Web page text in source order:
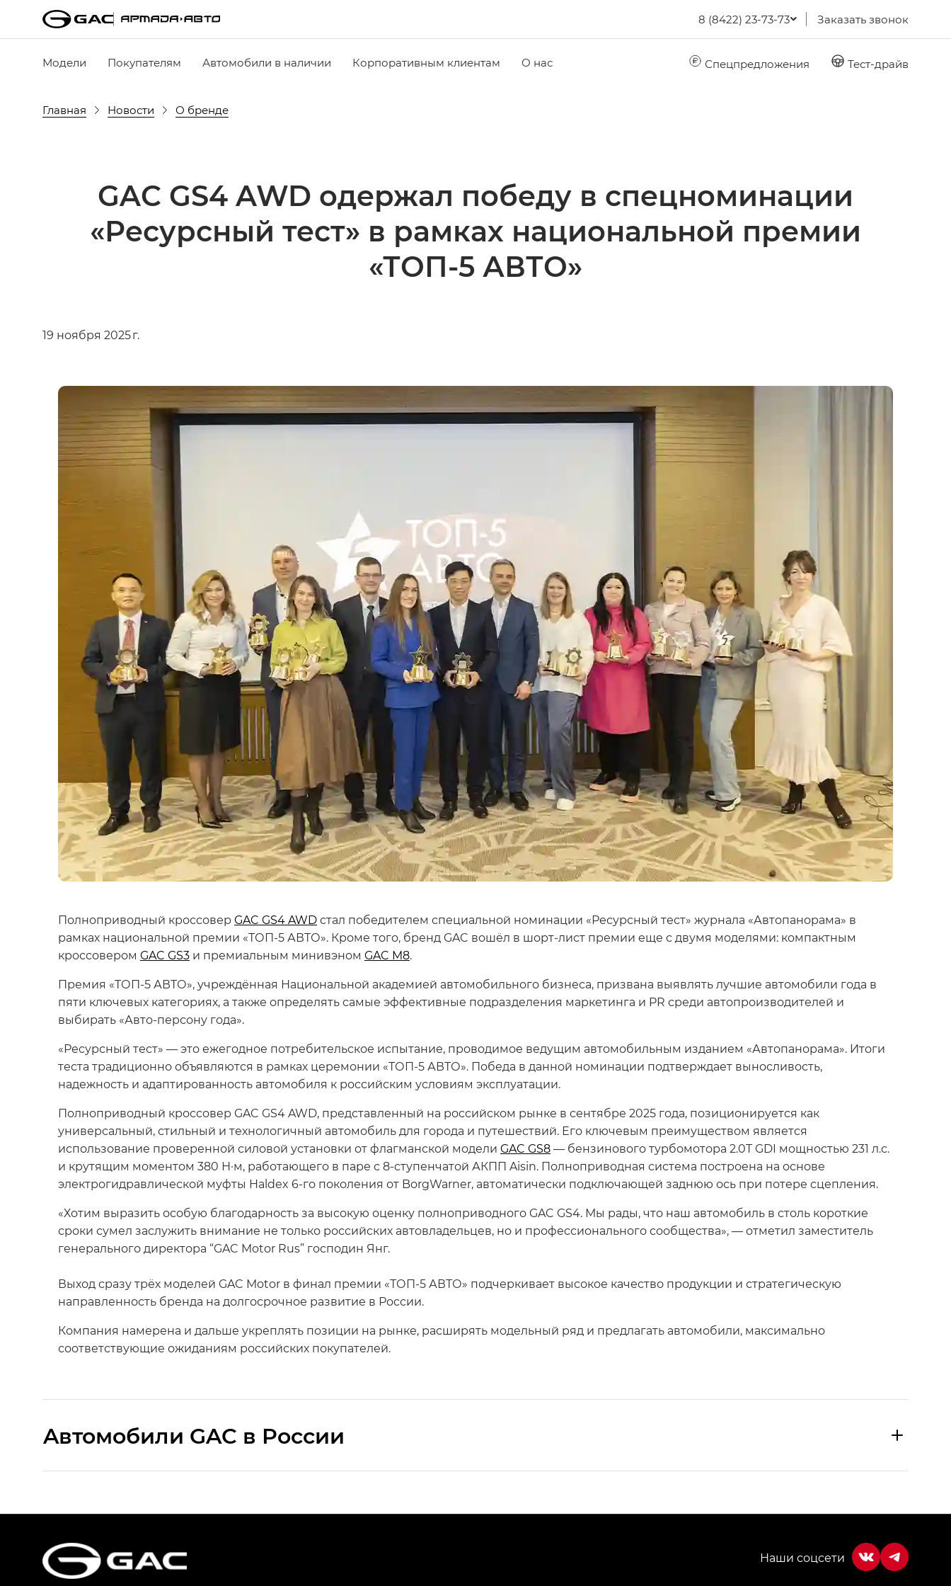
8 (8422) 23-73-73 Заказать звонок
Модели Покупателям Автомобили в наличии Корпоративным клиентам О нас Спецпредложения Тест-драйв
Главная Новости О бренде
GAC GS4 AWD одержал победу в спецноминации
«Ресурсный тест» в рамках национальной премии
«ТОП-5 АВТО»
19 ноября 2025 г.
Полноприводный кроссовер GAC GS4 AWDстал победителем специальной номинации «Ресурсный тест» журнала «Автопанорама» в
рамках национальной премии «ТОП-5 АВТО». Кроме того, бренд GAC вошёл в шорт-лист премии еще с двумя моделями: компактным
кроссовером GAC GS3 и премиальным минивэном GAC M8.
Премия «ТОП-5 АВТО», учреждённая Национальной академией автомобильного бизнеса, призвана выявлять лучшие автомобили года в
пяти ключевых категориях, а также определять самые эффективные подразделения маркетинга и PR среди автопроизводителей и
выбирать «Авто-персону года».
«Ресурсный тест» — это ежегодное потребительское испытание, проводимое ведущим автомобильным изданием «Автопанорама». Итоги
теста традиционно объявляются в рамках церемонии «ТОП-5 АВТО». Победа в данной номинации подтверждает выносливость,
надежность и адаптированность автомобиля к российским условиям эксплуатации.
Полноприводный кроссовер GAC GS4 AWD, представленный на российском рынке в сентябре 2025 года, позиционируется как
универсальный, стильный и технологичный автомобиль для города и путешествий. Его ключевым преимуществом является
использование проверенной силовой установки от флагманской модели GAC GS8— бензинового турбомотора 2.0T GDI мощностью 231 л.с.
и крутящим моментом 380 Н·м, работающего в паре с 8-ступенчатой АКПП Aisin. Полноприводная система построена на основе
электрогидравлической муфты Haldex 6-го поколения от BorgWarner, автоматически подключающей заднюю ось при потере сцепления.
«Хотим выразить особую благодарность за высокую оценку полноприводного GAC GS4. Мы рады, что наш автомобиль в столь короткие
сроки сумел заслужить внимание не только российских автовладельцев, но и профессионального сообщества», — отметил заместитель
генерального директора “GAC Motor Rus” господин Янг.
Выход сразу трёх моделей GAC Motor в финал премии «ТОП-5 АВТО» подчеркивает высокое качество продукции и стратегическую
направленность бренда на долгосрочное развитие в России.
Компания намерена и дальше укреплять позиции на рынке, расширять модельный ряд и предлагать автомобили, максимально
соответствующие ожиданиям российских покупателей.
Aвтомобили GAC в России
HYPTEC HT — Хайптек Эйч Ти (HYPTEC HT) в комплектации Экс ПРЕМИУМ — EX PREMIUM